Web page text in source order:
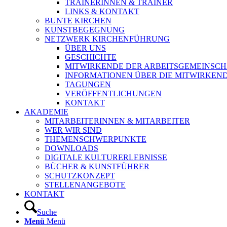
TRAINERINNEN & TRAINER
LINKS & KONTAKT
BUNTE KIRCHEN
KUNSTBEGEGNUNG
NETZWERK KIRCHENFÜHRUNG
ÜBER UNS
GESCHICHTE
MITWIRKENDE DER
INFORMATIONEN ÜBER DIE
TAGUNGEN
VERÖFFENTLICHUNGEN
KONTAKT
AKADEMIE
MITARBEITERINNEN & MITARBEITER
WER WIR SIND
THEMENSCHWERPUNKTE
DOWNLOADS
DIGITALE KULTURERLEBNISSE
BÜCHER & KUNSTFÜHRER
SCHUTZKONZEPT
STELLENANGEBOTE
KONTAKT
Suche
Menü Menü